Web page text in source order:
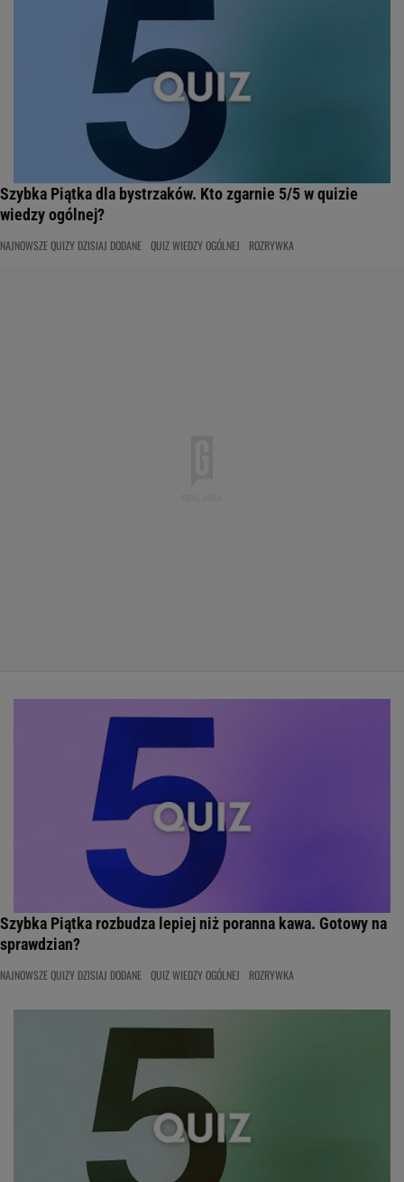
Szybka Piątka dla bystrzaków. Kto zgarnie 5/5 w quizie
wiedzy ogólnej?
NAJNOWSZE QUIZY DZISIAJ DODANE QUIZ WIEDZY OGÓLNEJ ROZRYWKA
Szybka Piątka rozbudza lepiej niż poranna kawa. Gotowy na
sprawdzian?
NAJNOWSZE QUIZY DZISIAJ DODANE QUIZ WIEDZY OGÓLNEJ ROZRYWKA